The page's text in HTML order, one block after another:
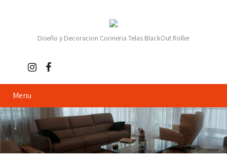
Diseño y Decoracion Corineria Telas BlackOut Roller
Menu